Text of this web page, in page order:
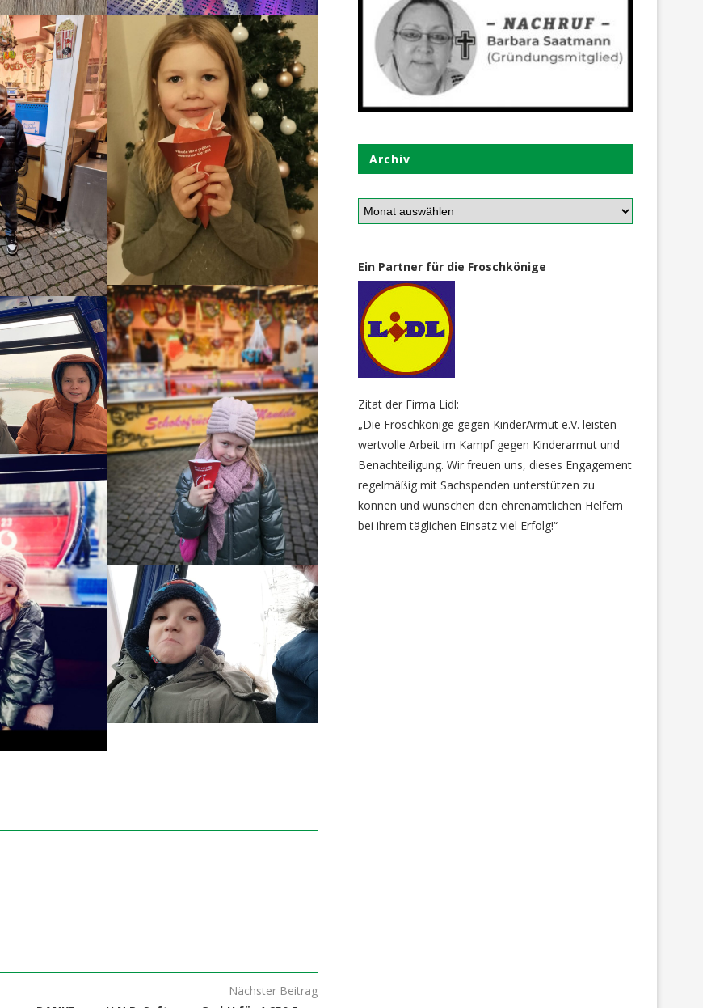
Nächster Beitrag
Archiv
Ein Partner für die Froschkönige
Zitat der Firma Lidl:
„Die Froschkönige gegen KinderArmut e.V. leisten
wertvolle Arbeit im Kampf gegen Kinderarmut und
Benachteiligung. Wir freuen uns, dieses Engagement
regelmäßig mit Sachspenden unterstützen zu
können und wünschen den ehrenamtlichen Helfern
bei ihrem täglichen Einsatz viel Erfolg!“